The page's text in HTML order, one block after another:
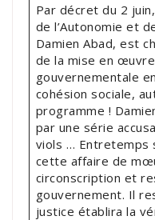
Par décret du 2
de l’Autonomie et
Damien Abad, est
de la mise en
gouvernementale
cohésion sociale,
programme !
par une série
viols … Entretemps
cette affaire de
circonscription et
gouvernement. Il
justice établira la